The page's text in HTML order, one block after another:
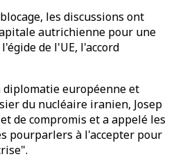
les discussions ont
autrichienne pour une
de l'UE, l'accord
européenne et
du nucléaire iranien, Josep
de compromis et a appelé les
pourparlers à l'accepter pour